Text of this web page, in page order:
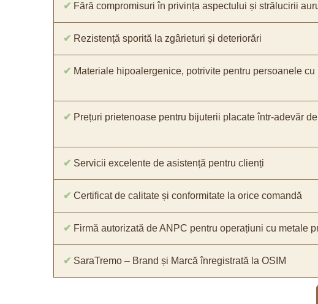
✔ Fără compromisuri în privința aspectului și strălucirii
✔ Rezistență sporită la zgârieturi și deteriorări
✔ Materiale hipoalergenice, potrivite pentru persoanele
✔ Prețuri prietenoase pentru bijuterii placate într-adevăr
✔ Servicii excelente de asistență pentru clienți
✔ Certificat de calitate și conformitate la orice comandă
✔ Firmă autorizată de ANPC pentru operațiuni cu metale
✔ SaraTremo – Brand și Marcă înregistrată la OSIM